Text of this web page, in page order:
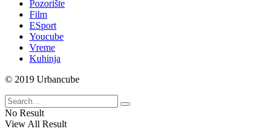
Pozorište
Film
ESport
Youcube
Vreme
Kuhinja
© 2019 Urbancube
No Result
View All Result